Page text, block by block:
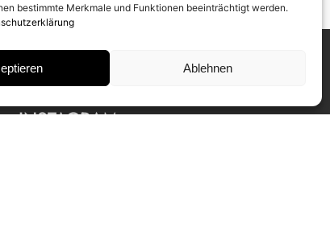
bestimmte Merkmale und Funktionen beeinträchtigt werden.
Ablehnen
INSTAGRAM